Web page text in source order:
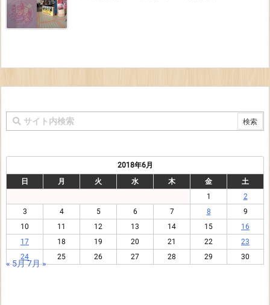
2018年6月
日
月 火 水 木 金
土
1
2
3
4 5 6 7 8
9
10
11 12 13 14 15
16
17
18 19 20 21 22
23
24
25 26 27 28 29 30
« 5月7月 »